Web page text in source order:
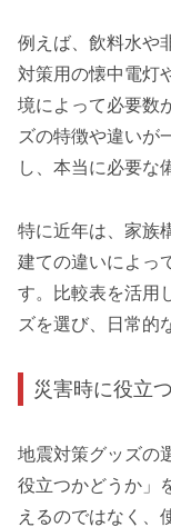
例えば、飲料水や
対策用の懐中電灯
境によって必要数
ズの特徴や違いが
し、本当に必要な
特に近年は、家族
建ての違いによっ
す。比較表を活用
ズを選び、日常的
災害時に役立
地震対策グッズの
役立つかどうか」
えるのではなく、